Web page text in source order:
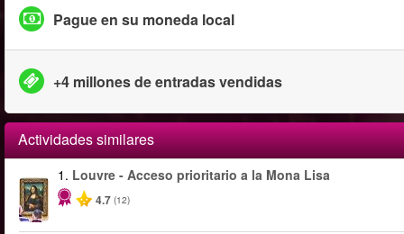
Pague en su moneda local
+4 millones de entradas vendidas
Actividades similares
1. Louvre - Acceso prioritario a la Mona Lisa
4.7 (12)